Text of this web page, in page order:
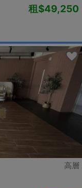
租$49,250
高層